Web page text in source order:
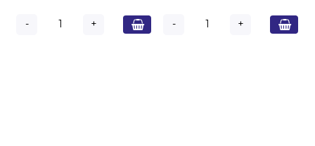
- + - +